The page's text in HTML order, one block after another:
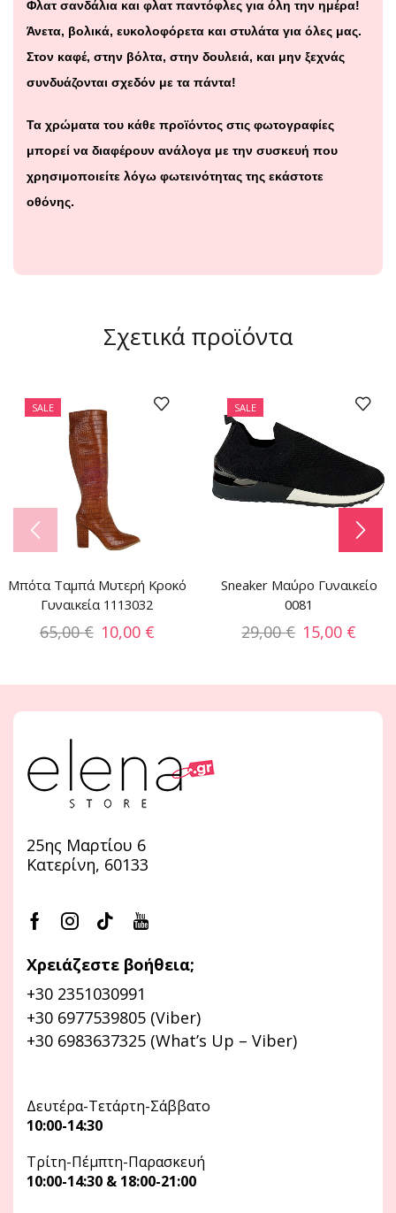
Φλατ σανδάλια και φλατ παντόφλες για όλη την ημέρα!
Άνετα, βολικά, ευκολοφόρετα και στυλάτα για όλες μας.
Στον καφέ, στην βόλτα, στην δουλειά, και μην ξεχνάς
συνδυάζονται σχεδόν με τα πάντα!
Τα χρώματα του κάθε προϊόντος στις φωτογραφίες
μπορεί να διαφέρουν ανάλογα με την συσκευή που
χρησιμοποιείτε λόγω φωτεινότητας της εκάστοτε
οθόνης.
Σχετικά προϊόντα
SALE
Μπότα Ταμπά Μυτερή Κροκό
Γυναικεία 1113032
65,00€ 10,00 €
SALE
Sneaker Μαύρο Γυναικείο
0081
29,00€ 15,00 €
25ης Μαρτίου 6
Κατερίνη, 60133
Χρειάζεστε βοήθεια;
+30 2351030991
+30 6977539805 (Viber)
+30 6983637325 (What’s Up – Viber)
Δευτέρα-Τετάρτη-Σάββατο
10:00-14:30
Τρίτη-Πέμπτη-Παρασκευή
10:00-14:30 & 18:00-21:00